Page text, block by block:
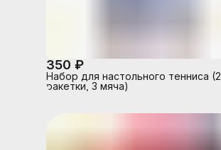
350 ₽
Набор для настольного тенниса (2
ракетки, 3 мяча)